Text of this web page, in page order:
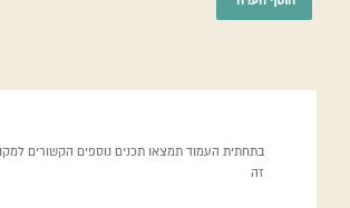
בתחתית העמוד תמצאו תכנים נוספים הקשורים
זה